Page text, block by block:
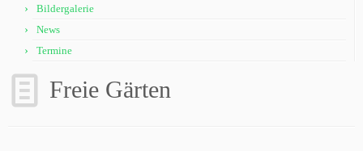
Bildergalerie
News
Termine
Freie Gärten